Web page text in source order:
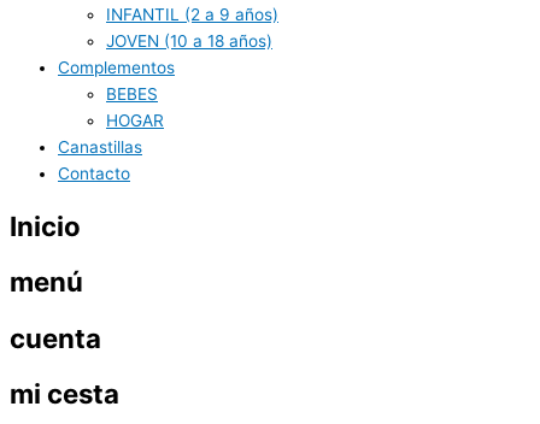
INFANTIL (2 a 9 años)
JOVEN (10 a 18 años)
Complementos
BEBES
HOGAR
Canastillas
Contacto
Inicio
menú
cuenta
mi cesta